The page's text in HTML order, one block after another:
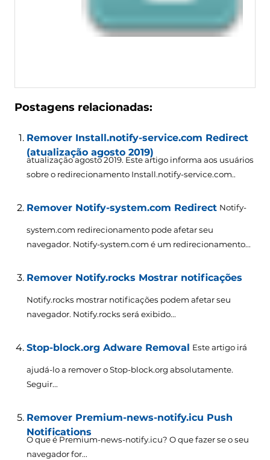
Postagens relacionadas:
Remover Install.notify-service.com Redirect
(atualização agosto 2019)
atualização agosto 2019. Este artigo informa aos usuários
sobre o redirecionamento Install.notify-service.com..
Remover Notify-system.com Redirect Notify-
system.com redirecionamento pode afetar seu
navegador. Notify-system.com é um redirecionamento...
Remover Notify.rocks Mostrar notificações
Notify.rocks mostrar notificações podem afetar seu
navegador. Notify.rocks será exibido...
Stop-block.org Adware Removal Este artigo irá
ajudá-lo a remover o Stop-block.org absolutamente.
Seguir...
Remover Premium-news-notify.icu Push
Notifications
O que é Premium-news-notify.icu? O que fazer se o seu
navegador for...